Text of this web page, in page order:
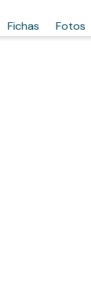
Fichas Fotos